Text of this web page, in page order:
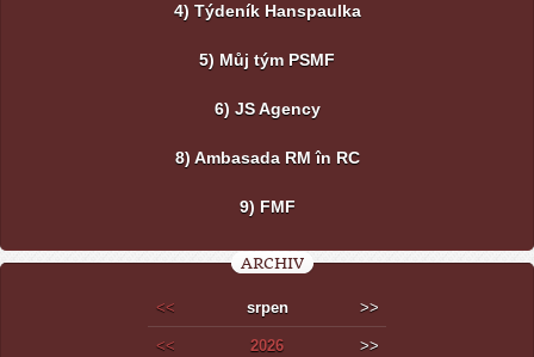
4) Týdeník Hanspaulka
5) Můj tým PSMF
6) JS Agency
8) Ambasada RM în RC
9) FMF
ARCHIV
<< srpen >>
<< 2026 >>